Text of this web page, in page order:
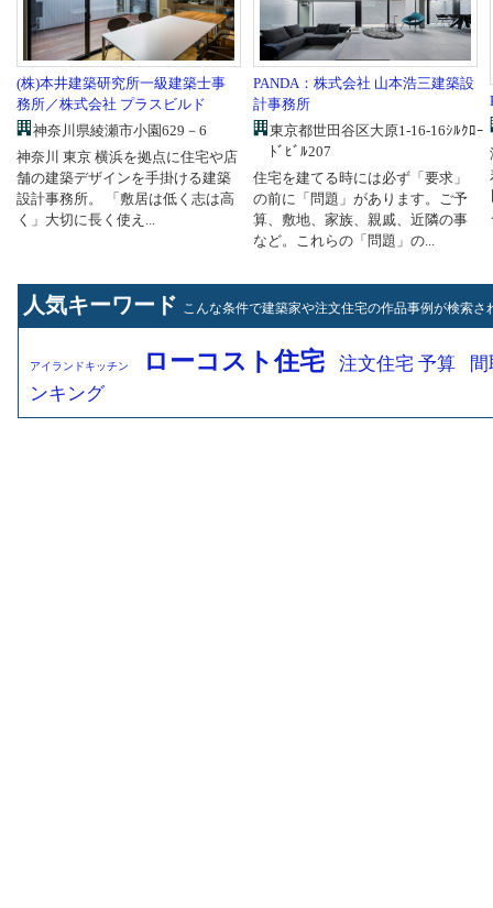
(株)本井建築研究所一級建築士事
務所／株式会社 プラスビルド
神奈川県綾瀬市小園629－6
神奈川 東京 横浜を拠点に住宅や店
舗の建築デザインを手掛ける建築
設計事務所。 「敷居は低く志は高
く」大切に長く使え...
PANDA：株式会社 山本浩三建築設
計事務所
東京都世田谷区大原1-16-16ｼﾙｸﾛｰ
ﾄﾞﾋﾞﾙ207
住宅を建てる時には必ず「要求」
の前に「問題」があります。ご予
算、敷地、家族、親戚、近隣の事
など。これらの「問題」の...
人気キーワード こんな条件で建築家や注文住宅の作品事例が検索さ
アイランドキッチン ローコスト住宅 注文住宅 予算
ンキング